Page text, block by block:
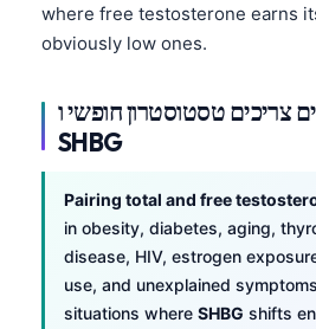
where free testosterone earns
obviously low ones.
צריכים טסטוסטרון חופשי ו-
SHBG
Pairing total and free
in obesity, diabetes, aging,
disease, HIV, estrogen
use, and unexplained
situations where SHBG shifts